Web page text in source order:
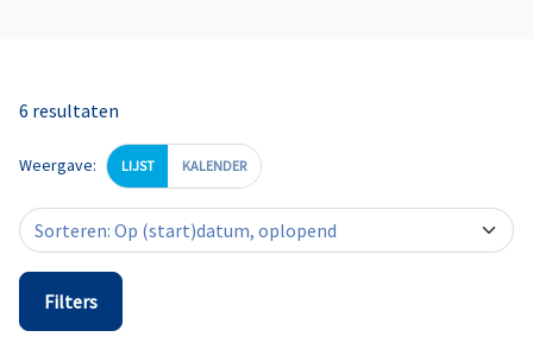
6 resultaten
Weergave: LIJST KALENDER
Filters